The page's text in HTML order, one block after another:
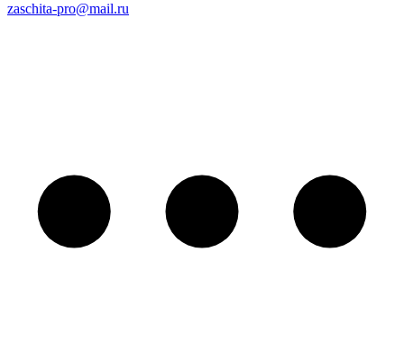
zaschita-pro@mail.ru